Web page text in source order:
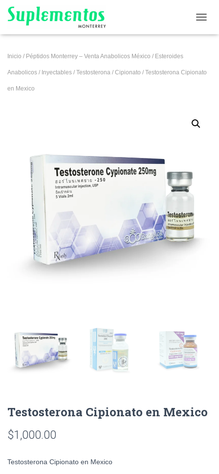
Inicio / Péptidos Monterrey – Venta Anabolicos México / Esteroides
Anabolicos / Inyectables / Testosterona / Cipionato / Testosterona Cipionato
en Mexico
Testosterona Cipionato en Mexico
$1,000.00
Testosterona Cipionato en Mexico